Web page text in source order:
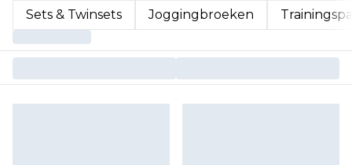
Sets & Twinsets
Joggingbroeken